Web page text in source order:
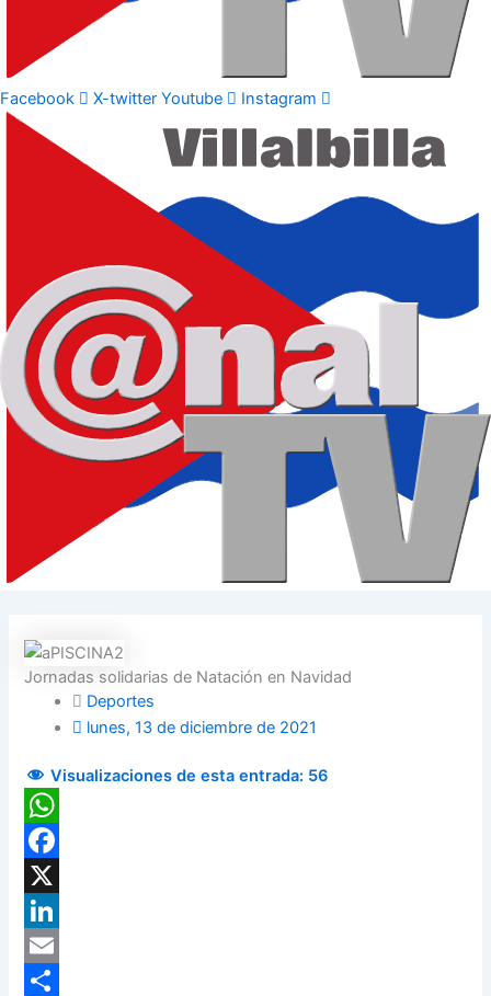
Facebook X-twitter Youtube Instagram
Jornadas solidarias de Natación en Navidad
Deportes
lunes, 13 de diciembre de 2021
Visualizaciones de esta entrada: 56
WhatsApp
Facebook
X
LinkedIn
Email